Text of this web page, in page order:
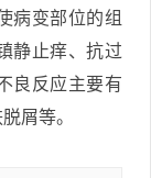
病变部位的组
静止痒、抗过
良反应主要有
屑等。